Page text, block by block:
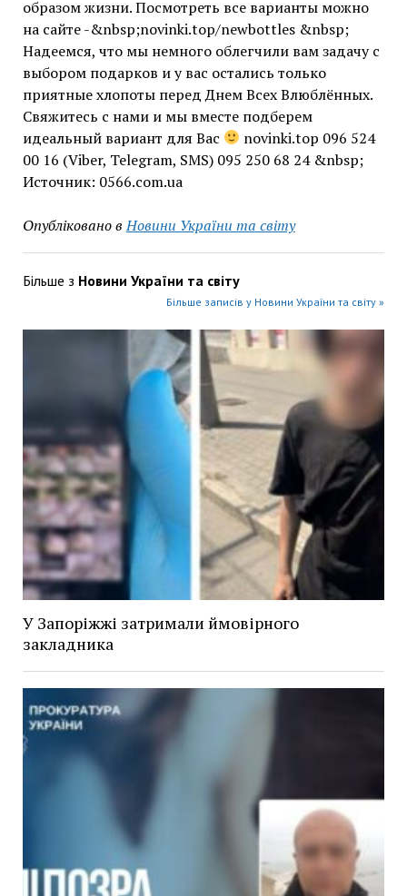
образом жизни. Посмотреть все варианты можно
на сайте -&nbsp;novinki.top/newbottles &nbsp;
Надеемся, что мы немного облегчили вам задачу с
выбором подарков и у вас остались только
приятные хлопоты перед Днем Всех Влюблённых.
Свяжитесь с нами и мы вместе подберем
идеальный вариант для Вас
novinki.top 096 524
00 16 (Viber, Telegram, SMS) 095 250 68 24 &nbsp;
Источник: 0566.com.ua
Опубліковано в Новини України та світу
Більше з Новини України та світу
Більше записів у Новини України та світу »
У Запоріжжі затримали ймовірного
закладника